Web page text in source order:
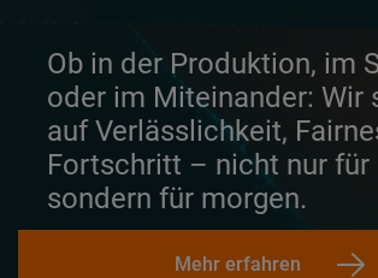
Ob in der Produktion, im
oder im Miteinander: Wir
auf Verlässlichkeit,
Fortschritt – nicht nur für
sondern für morgen.
Mehr erfahren